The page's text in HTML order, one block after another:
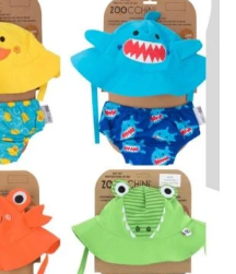
Add to
Wishlist